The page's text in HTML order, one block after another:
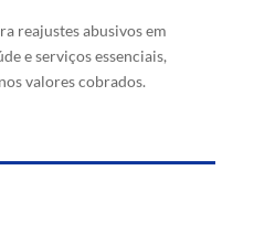
reajustes abusivos em
e serviços essenciais,
valores cobrados.
de saúde e serviços
e justiça nos valores